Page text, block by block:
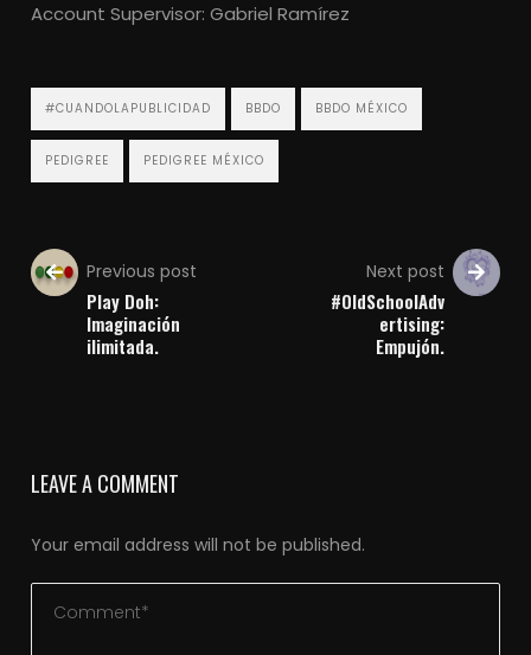
Account Supervisor: Gabriel Ramírez
#CUANDOLAPUBLICIDAD BBDO BBDO MÉXICO
PEDIGREE PEDIGREE MÉXICO
Previous post
Play Doh:
Imaginación
ilimitada.
Next post
#OldSchoolAdv
ertising:
Empujón.
LEAVE A COMMENT
Your email address will not be published.